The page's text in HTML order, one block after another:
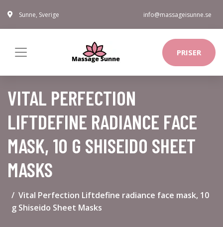
Sunne, Sverige info@massageisunne.se
PRISER
VITAL PERFECTION
LIFTDEFINE RADIANCE FACE
MASK, 10 G SHISEIDO SHEET
MASKS
Vital Perfection Liftdefine radiance face mask, 10
g Shiseido Sheet Masks